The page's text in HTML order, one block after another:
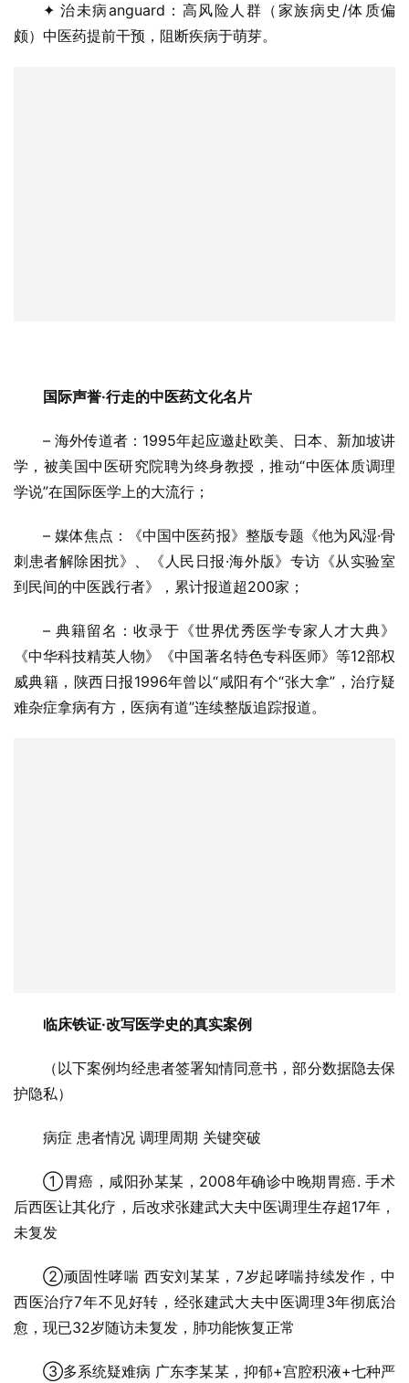
✦ 治未病anguard：高风险人群（家族病史/体质偏
颇）中医药提前干预，阻断疾病于萌芽。
国际声誉·行走的中医药文化名片
– 海外传道者：1995年起应邀赴欧美、日本、新加坡讲
学，被美国中医研究院聘为终身教授，推动“中医体质调理
学说”在国际医学上的大流行；
– 媒体焦点：《中国中医药报》整版专题《他为风湿·骨
刺患者解除困扰》、《人民日报·海外版》专访《从实验室
到民间的中医践行者》，累计报道超200家；
– 典籍留名：收录于《世界优秀医学专家人才大典》
《中华科技精英人物》《中国著名特色专科医师》等12部权
威典籍，陕西日报1996年曾以“咸阳有个“张大拿”，治疗疑
难杂症拿病有方，医病有道”连续整版追踪报道。
临床铁证·改写医学史的真实案例
（以下案例均经患者签署知情同意书，部分数据隐去保
护隐私）
病症 患者情况 调理周期 关键突破
①胃癌，咸阳孙某某，2008年确诊中晚期胃癌. 手术
后西医让其化疗，后改求张建武大夫中医调理生存超17年，
未复发
②顽固性哮喘 西安刘某某，7岁起哮喘持续发作，中
西医治疗7年不见好转，经张建武大夫中医调理3年彻底治
愈，现已32岁随访未复发，肺功能恢复正常
③多系统疑难病 广东李某某，抑郁+宫腔积液+七种严